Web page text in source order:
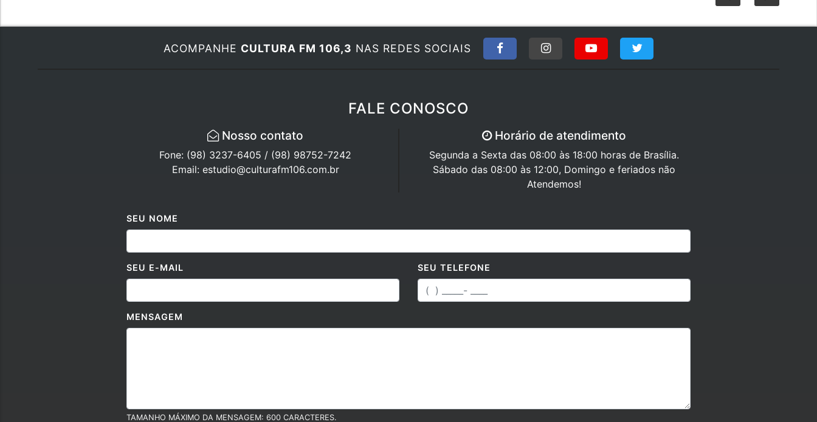
ACOMPANHE CULTURA FM 106,3 NAS REDES SOCIAIS
FALE CONOSCO
Nosso contato
Fone: (98) 3237-6405 / (98) 98752-7242
Email: estudio@culturafm106.com.br
Horário de atendimento
Segunda a Sexta das 08:00 às 18:00 horas de Brasília.
Sábado das 08:00 às 12:00, Domingo e feriados não
Atendemos!
SEU NOME
SEU E-MAIL SEU TELEFONE
MENSAGEM
TAMANHO MÁXIMO DA MENSAGEM: 600 CARACTERES.